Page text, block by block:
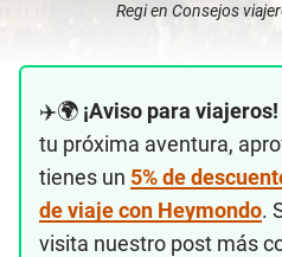
Regien Consejos
✈️🌍 ¡Aviso para viajeros!
tu próxima aventura,
tienes un 5% de
de viaje con Heymondo.
visita nuestro post más